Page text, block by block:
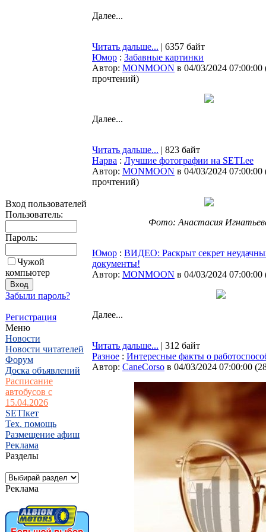
Вход пользователей
Пользователь:
Пароль:
Чужой
компьютер
Забыли пароль?
Регистрация
Меню
Новости
Новости читателей
Форум
Доска объявлений
Расписание
автобусов с
15.04.2026
SETIкет
Тех. помощь
Размещение афиш
Реклама
Разделы
Реклама
Далее...
Читать дальше... | 6357 байт
Юмор : Забавные картинки
Автор: MONMOON в 04/03/2024 07:00:00
прочтений)
Далее...
Читать дальше... | 823 байт
Нарва : Лучшие фотографии на SETI.ee
Автор: MONMOON в 04/03/2024 07:00:00
прочтений)
Фото: Анастасия
Юмор : ВИДЕО: Раскрыт секрет
документы!
Автор: MONMOON в 04/03/2024 07:00:00
Далее...
Читать дальше... | 312 байт
Разное : Интересные факты о
Автор: CaneCorso в 04/03/2024 07:00:00 (